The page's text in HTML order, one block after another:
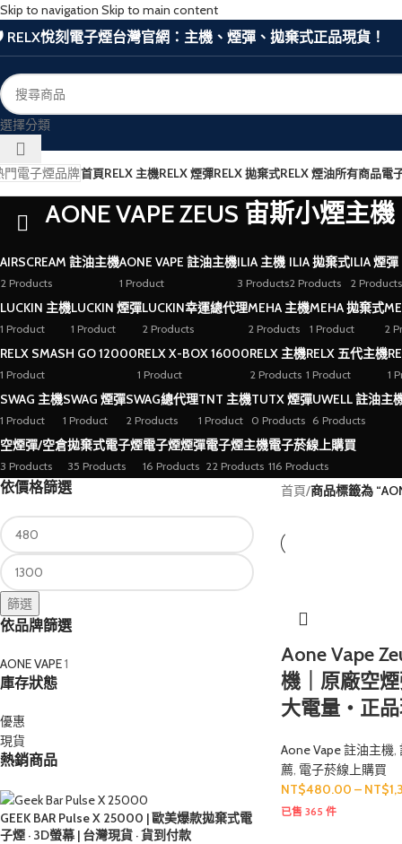
Skip to navigation Skip to main content
RELX悅刻電子煙台灣官網：主機、煙彈、拋棄式正品現貨！
選擇分類
門電子煙品牌首頁RELX 主機RELX 煙彈RELX 拋棄式RELX 煙油所有商品電
AONE VAPE ZEUS 宙斯小煙主機
AIRSCREAM 註油主機
2 Products
AONE VAPE 註油主機
1 Product
ILIA 主機
3 Products
ILIA 拋棄式
2 Products
ILIA 煙彈
2 Products
LUCKIN 主機
1 Product
LUCKIN 煙彈
1 Product
LUCKIN幸運總代理
2 Products
MEHA 主機
2 Products
MEHA 拋棄式
1 Product 2
RELX SMASH GO 12000
1 Product
RELX X-BOX 16000
1 Product
RELX 主機
2 Products
RELX 五代主機
1 Product 1
SWAG 主機
1 Product
SWAG 煙彈
1 Product
SWAG總代理
2 Products
TNT 主機
1 Product
TUTX 煙彈
0 Products
UWELL 註油主
6 Products
空煙彈/空倉
3 Products
拋棄式電子煙
35 Products
電子煙煙彈
16 Products
電子煙主機
22 Products
電子菸線上購買
116 Products
依價格篩選
篩選
依品牌篩選
AONE VAPE1
庫存狀態
優惠
現貨
熱銷商品
GEEK BAR Pulse X 25000 | 歐美爆款拋棄式電
子煙 · 3D螢幕 | 台灣現貨 · 貨到付款
首頁/商品標籤為
Aone Vape
機｜原廠空
大電量・正
Aone Vape 註油主機,
薦, 電子菸線上購買
NT$480.00 – NT$
已售 365 件